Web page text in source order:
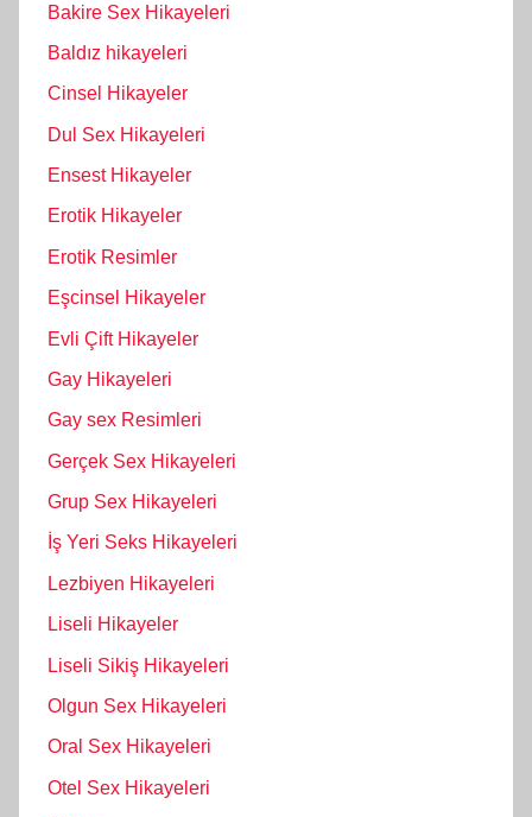
Bakire Sex Hikayeleri
Baldız hikayeleri
Cinsel Hikayeler
Dul Sex Hikayeleri
Ensest Hikayeler
Erotik Hikayeler
Erotik Resimler
Eşcinsel Hikayeler
Evli Çift Hikayeler
Gay Hikayeleri
Gay sex Resimleri
Gerçek Sex Hikayeleri
Grup Sex Hikayeleri
İş Yeri Seks Hikayeleri
Lezbiyen Hikayeleri
Liseli Hikayeler
Liseli Sikiş Hikayeleri
Olgun Sex Hikayeleri
Oral Sex Hikayeleri
Otel Sex Hikayeleri